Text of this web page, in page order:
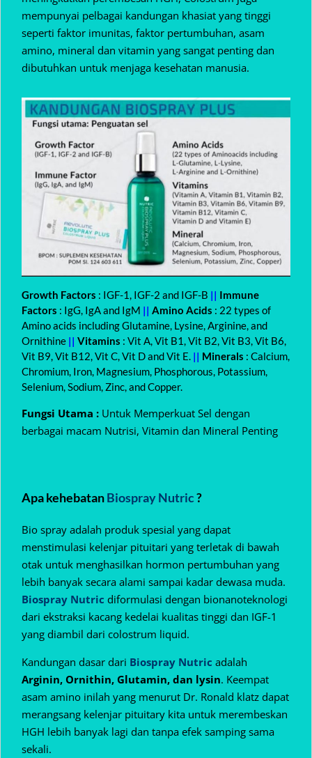
mempunyai pelbagai kandungan khasiat yang tinggi
seperti faktor imunitas, faktor pertumbuhan, asam
amino, mineral dan vitamin yang sangat penting dan
dibutuhkan untuk menjaga kesehatan manusia.
Growth Factors : IGF-1, IGF-2 and IGF-B || Immune
Factors : IgG, IgA and IgM || Amino Acids : 22 types of
Amino acids including Glutamine, Lysine, Arginine, and
Ornithine || Vitamins : Vit A, Vit B1, Vit B2, Vit B3, Vit B6,
Vit B9, Vit B12, Vit C, Vit D and Vit E. || Minerals : Calcium,
Chromium, Iron, Magnesium, Phosphorous, Potassium,
Selenium, Sodium, Zinc, and Copper.
Fungsi Utama : Untuk Memperkuat Sel dengan
berbagai macam Nutrisi, Vitamin dan Mineral Penting
Apa kehebatanBiospray Nutric?
Bio spray adalah produk spesial yang dapat
menstimulasi kelenjar pituitari yang terletak di bawah
otak untuk menghasilkan hormon pertumbuhan yang
lebih banyak secara alami sampai kadar dewasa muda.
Biospray Nutric diformulasi dengan bionanoteknologi
dari ekstraksi kacang kedelai kualitas tinggi dan IGF-1
yang diambil dari colostrum liquid.
Kandungan dasar dari Biospray Nutric adalah
Arginin, Ornithin, Glutamin, dan lysin. Keempat
asam amino inilah yang menurut Dr. Ronald klatz dapat
merangsang kelenjar pituitary kita untuk merembeskan
HGH lebih banyak lagi dan tanpa efek samping sama
sekali.